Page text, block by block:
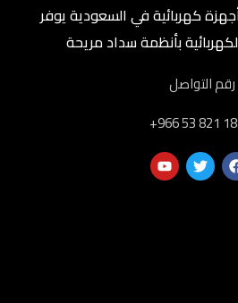
أجهزة كهربائية في السعودية يوفر
بأنظمة سداد مريحة
رقم التواصل
‎+966 53 821